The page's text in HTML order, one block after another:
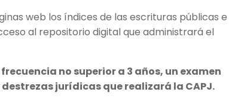
web los índices de las escrituras públicas e
al repositorio digital que administrará el
no superior a 3 años, un examen
jurídicas que realizará la CAPJ.